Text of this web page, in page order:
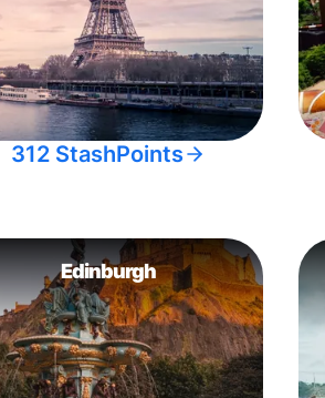
312 StashPoints
Edinburgh